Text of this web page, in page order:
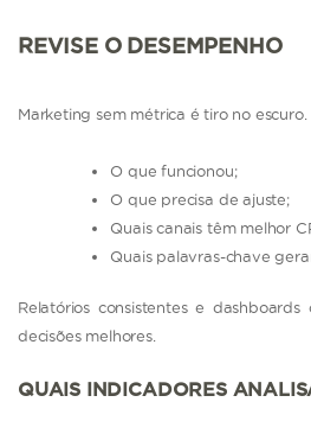
REVISE O DESEMPENHO
Marketing sem métrica é tiro no
O que funcionou;
O que precisa de ajuste;
Quais canais têm melhor
Quais palavras-chave
Relatórios consistentes e
decisões melhores.
QUAIS INDICADORES